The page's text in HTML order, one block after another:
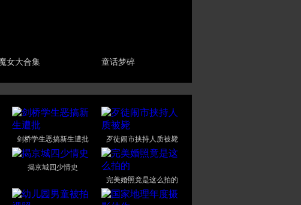
女大合集 童话梦碎
剑桥学生恶搞新生遭批 歹徒闹市挟持人质被毙
揭京城四少情史
完美婚照竟是这么拍的